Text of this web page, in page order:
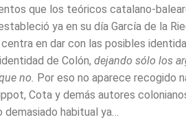
que los teóricos catalano-
ya en su día García de la
en dar con las posibles
de Colón, dejando sólo los
no. Por eso no aparece recogido
Cota y demás autores
demasiado habitual ya…